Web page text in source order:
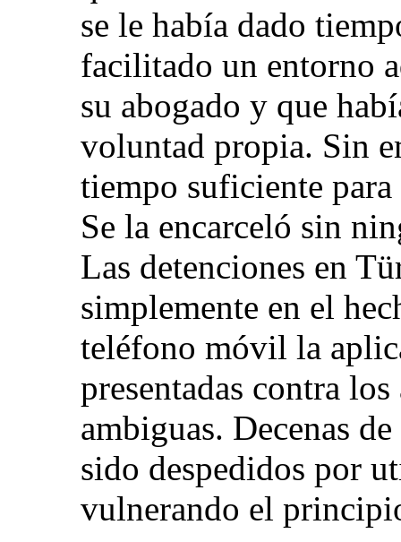
se le había dado
facilitado un entorno
su abogado y que
voluntad propia. Sin
tiempo suficiente
Se la encarceló sin
Las detenciones en
simplemente en el
teléfono móvil la
presentadas contra los
ambiguas. Decenas
sido despedidos por
vulnerando el